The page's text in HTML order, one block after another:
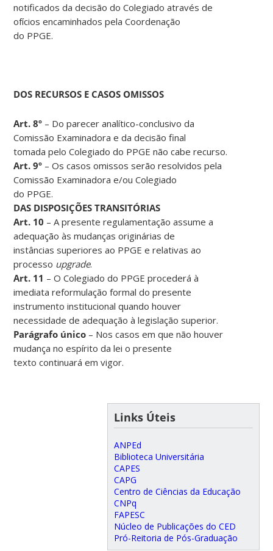
notificados da decisão do Colegiado através de
ofícios encaminhados pela Coordenação
do PPGE.
DOS RECURSOS E CASOS OMISSOS
Art. 8º – Do parecer analítico-conclusivo da
Comissão Examinadora e da decisão final
tomada pelo Colegiado do PPGE não cabe recurso.
Art. 9º – Os casos omissos serão resolvidos pela
Comissão Examinadora e/ou Colegiado
do PPGE.
DAS DISPOSIÇÕES TRANSITÓRIAS
Art. 10 – A presente regulamentação assume a
adequação às mudanças originárias de
instâncias superiores ao PPGE e relativas ao
processo upgrade.
Art. 11 – O Colegiado do PPGE procederá à
imediata reformulação formal do presente
instrumento institucional quando houver
necessidade de adequação à legislação superior.
Parágrafo único – Nos casos em que não houver
mudança no espírito da lei o presente
texto continuará em vigor.
Links Úteis
ANPEd
Biblioteca Universitária
CAPES
CAPG
Centro de Ciências da Educação
CNPq
FAPESC
Núcleo de Publicações do CED
Pró-Reitoria de Pós-Graduação